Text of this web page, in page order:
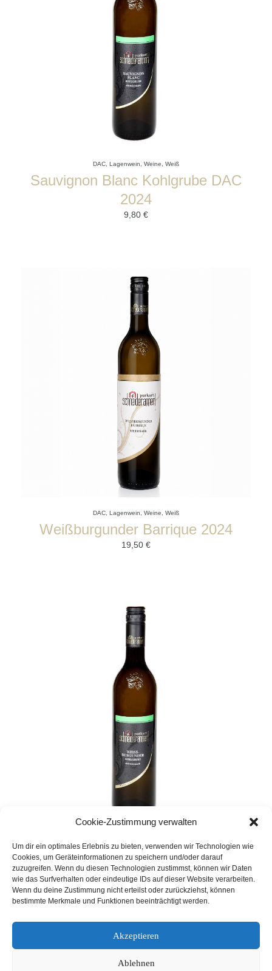
Cookie-Zustimmung verwalten
Um dir ein optimales Erlebnis zu bieten, verwenden wir Technologien wie
Cookies, um Geräteinformationen zu speichern und/oder darauf
zuzugreifen. Wenn du diesen Technologien zustimmst, können wir Daten
wie das Surfverhalten oder eindeutige IDs auf dieser Website verarbeiten.
Wenn du deine Zustimmung nicht erteilst oder zurückziehst, können
bestimmte Merkmale und Funktionen beeinträchtigt werden.
Akzeptieren
Ablehnen
DAC Lagenwein Weine Weiß
Sauvignon Blanc Kohlgrube DAC
2024
9,80 €
DAC Lagenwein Weine Weiß
Weißburgunder Barrique 2024
19,50 €
DAC Lagenwein Weiß
Weißburgunder Kohlgrube DAC
2024
9,50€